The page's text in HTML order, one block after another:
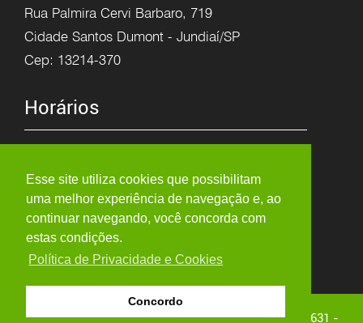
Esse site utiliza cookies que possibilitam
uma melhor experiência de navegação e, ao
continuar navegando, você concorda com
estas condições.
Política de Privacidade e Cookies
Concordo
Rua Palmira Cervi Barbaro, 719
Cidade Santos Dumont - Jundiaí/SP
Cep: 13214-370
Horários
8h as 12h
13:15h as 17:30h
Copyright © 2026 - ARTE PORCELANA - Visitas: 3.004.631 -